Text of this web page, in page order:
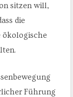
sitzen will,
die
ökologische
Führung